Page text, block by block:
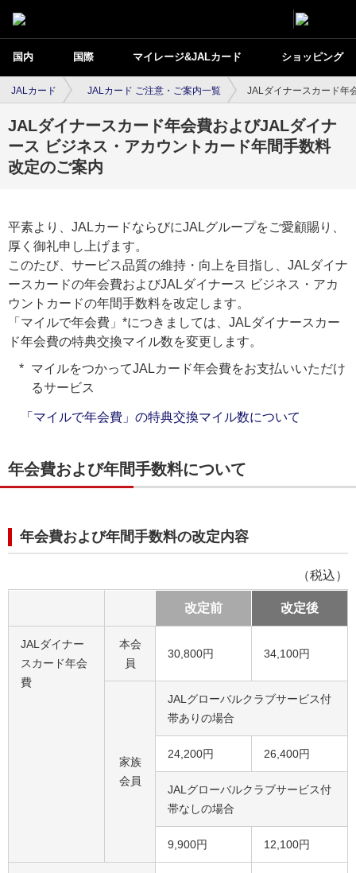
国内 国際 マイレージ&JALカード ショッピング
JALカード JALカード ご注意・ご案内一覧 JALダイナースカード年
JALダイナースカード年会費およびJALダイナ
ース ビジネス・アカウントカード年間手数料
改定のご案内
平素より、JALカードならびにJALグループをご愛顧賜り、
厚く御礼申し上げます。
このたび、サービス品質の維持・向上を目指し、JALダイナ
ースカードの年会費およびJALダイナース ビジネス・アカ
ウントカードの年間手数料を改定します。
「マイルで年会費」*につきましては、JALダイナースカー
ド年会費の特典交換マイル数を変更します。
マイルをつかってJALカード年会費をお支払いいただけ
るサービス
「マイルで年会費」の特典交換マイル数について
年会費および年間手数料について
年会費および年間手数料の改定内容
（税込）
改定前 改定後
JALダイナー
スカード年会
費
本会
員
30,800円 34,100円
家族
会員
JALグローバルクラブサービス付
帯ありの場合
24,200円 26,400円
JALグローバルクラブサービス付
帯なしの場合
9,900円 12,100円